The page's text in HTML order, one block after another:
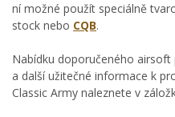
ní možné použít speciálně
stock nebo CQB.
Nabídku doporučeného
a další užitečné informace k
Classic Army naleznete v